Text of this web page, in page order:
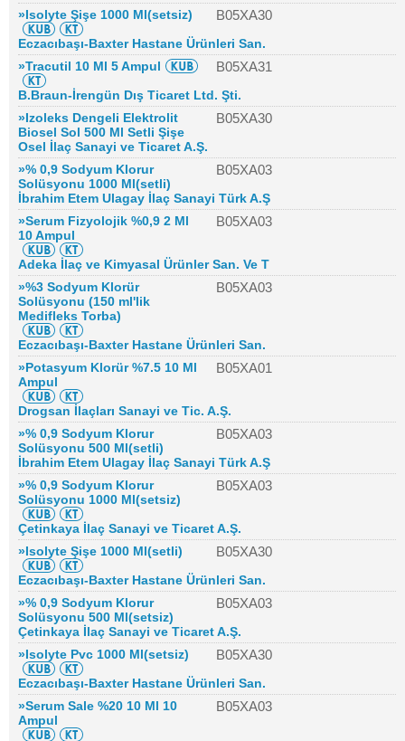
»Isolyte Şişe 1000 Ml(setsiz)
B05XA30
Eczacıbaşı-Baxter Hastane Ürünleri San.
»Tracutil 10 Ml 5 Ampul
B05XA31
B.Braun-İrengün Dış Ticaret Ltd. Şti.
»Izoleks Dengeli Elektrolit
Biosel Sol 500 Ml Setli Şişe
B05XA30
Osel İlaç Sanayi ve Ticaret A.Ş.
»% 0,9 Sodyum Klorur
Solüsyonu 1000 Ml(setli)
B05XA03
İbrahim Etem Ulagay İlaç Sanayi Türk A.Ş
»Serum Fizyolojik %0,9 2 Ml
10 Ampul
B05XA03
Adeka İlaç ve Kimyasal Ürünler San. Ve T
»%3 Sodyum Klorür
Solüsyonu (150 ml'lik
Medifleks Torba)
B05XA03
Eczacıbaşı-Baxter Hastane Ürünleri San.
»Potasyum Klorür %7.5 10 Ml
Ampul
B05XA01
Drogsan İlaçları Sanayi ve Tic. A.Ş.
»% 0,9 Sodyum Klorur
Solüsyonu 500 Ml(setli)
B05XA03
İbrahim Etem Ulagay İlaç Sanayi Türk A.Ş
»% 0,9 Sodyum Klorur
Solüsyonu 1000 Ml(setsiz)
B05XA03
Çetinkaya İlaç Sanayi ve Ticaret A.Ş.
»Isolyte Şişe 1000 Ml(setli)
B05XA30
Eczacıbaşı-Baxter Hastane Ürünleri San.
»% 0,9 Sodyum Klorur
Solüsyonu 500 Ml(setsiz)
B05XA03
Çetinkaya İlaç Sanayi ve Ticaret A.Ş.
»Isolyte Pvc 1000 Ml(setsiz)
B05XA30
Eczacıbaşı-Baxter Hastane Ürünleri San.
»Serum Sale %20 10 Ml 10
Ampul
B05XA03